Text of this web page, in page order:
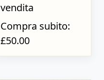
vendita
Compra subito:
£50.00